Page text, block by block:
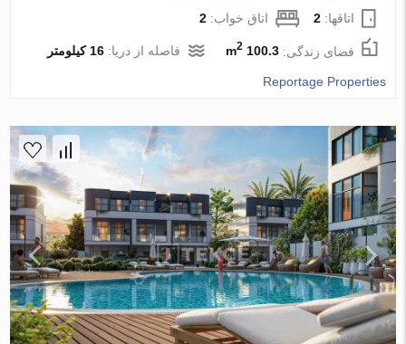
اتاقها:2 اتاق خواب:2
فضای زندگی:100.3 m
2 فاصله از دریا:16 کیلومتر
Reportage Properties